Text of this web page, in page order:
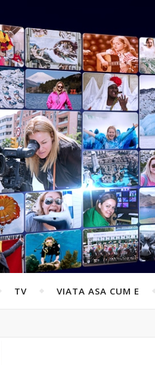
TV VIATA ASA CUM E